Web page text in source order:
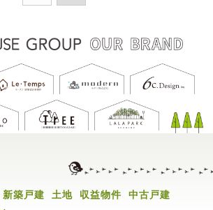
新築戸建 土地 収益物件
中古戸建